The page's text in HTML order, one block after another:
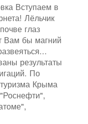
Вступаем в
Лёльчик
глаз
Вам бы магний
результаты
По
Крыма